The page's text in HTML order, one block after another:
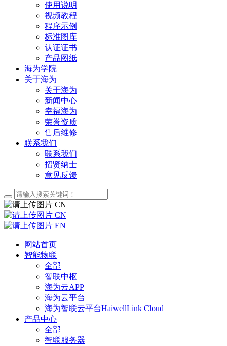
使用说明
视频教程
程序示例
标准图库
认证证书
产品图纸
海为学院
关于海为
关于海为
新闻中心
幸福海为
荣誉资质
售后维修
联系我们
联系我们
招贤纳士
意见反馈
CN
CN
EN
网站首页
智能物联
全部
智联中枢
海为云APP
海为云平台
海为智联云平台HaiwellLink Cloud
产品中心
全部
智联服务器